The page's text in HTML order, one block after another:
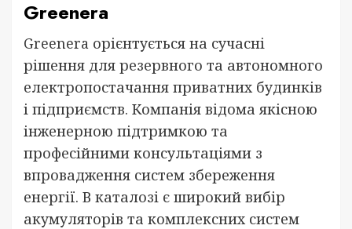
Greenera
Greenera орієнтується на сучасні
рішення для резервного та автономного
електропостачання приватних будинків
і підприємств. Компанія відома якісною
інженерною підтримкою та
професійними консультаціями з
впровадження систем збереження
енергії. В каталозі є широкий вибір
акумуляторів та комплексних систем